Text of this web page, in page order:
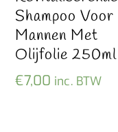
Shampoo Voor
Mannen Met
Olijfolie 250ml
€7,00 inc. BTW